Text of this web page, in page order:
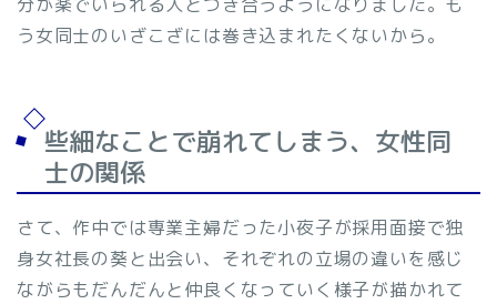
う女同士のいざこざには巻き込まれたくないから。
些細なことで崩れてしまう、女性同
士の関係
さて、作中では専業主婦だった小夜子が採用面接で独
身女社長の葵と出会い、それぞれの立場の違いを感じ
ながらもだんだんと仲良くなっていく様子が描かれて